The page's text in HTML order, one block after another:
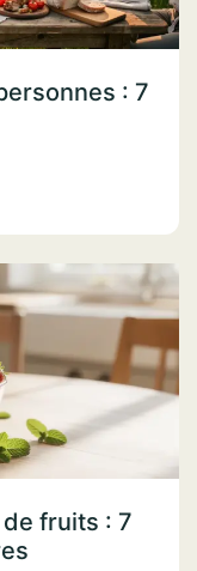
: 7
fruits : 7